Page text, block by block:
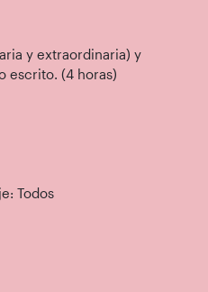
y extraordinaria) y
escrito. (4 horas)
Todos